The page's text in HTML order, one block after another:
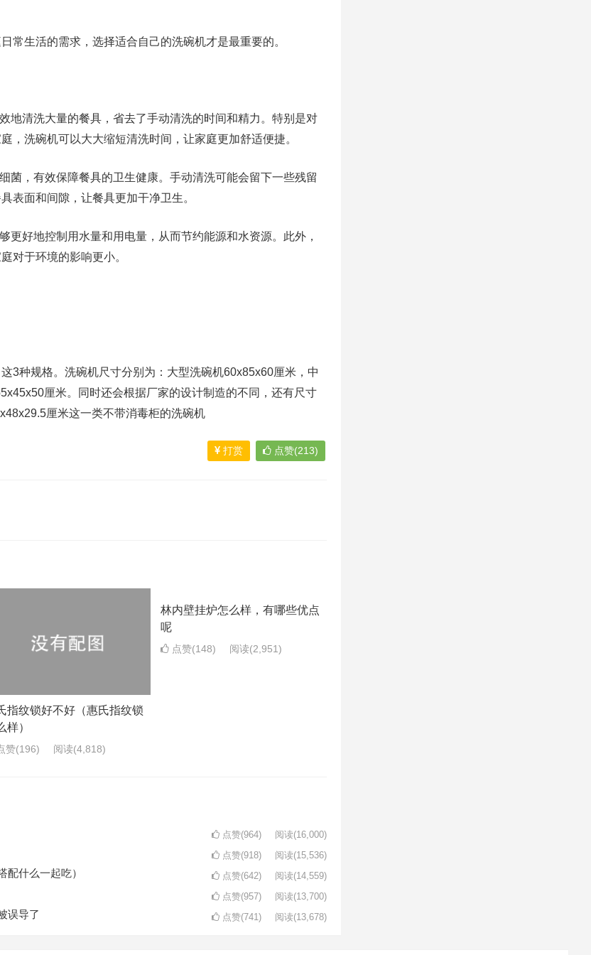
常生活的需求，选择适合自己的洗碗机才是最重要的。
地清洗大量的餐具，省去了手动清洗的时间和精力。特别是对
，洗碗机可以大大缩短清洗时间，让家庭更加舒适便捷。
菌，有效保障餐具的卫生健康。手动清洗可能会留下一些残留
表面和间隙，让餐具更加干净卫生。
更好地控制用水量和用电量，从而节约能源和水资源。此外，
对于环境的影响更小。
3种规格。洗碗机尺寸分别为：大型洗碗机60x85x60厘米，中
厘米。同时还会根据厂家的设计制造的不同，还有尺寸
厘米这一类不带消毒柜的洗碗机
打赏 点赞(213)
指纹锁好不好（惠氏指纹锁
样）
赞(196) 阅读(4,818)
林内壁挂炉怎么样，有哪些优点
呢
点赞(148) 阅读(2,951)
点赞(964) 阅读(16,000)
点赞(918) 阅读(15,536)
配什么一起吃） 点赞(642) 阅读(14,559)
点赞(957) 阅读(13,700)
误导了 点赞(741) 阅读(13,678)